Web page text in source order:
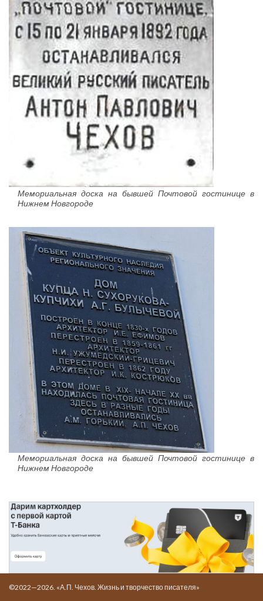
Мемориальная доска на бывшей Почтовой гостинице в
Нижнем Новгороде
Мемориальная доска на бывшей Почтовой гостинице в
Нижнем Новгороде
©2022—2026. «А.П. Чехов. Жизнь и творчество писателя»